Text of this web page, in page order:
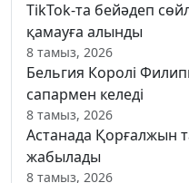
TikTok-та бейәдеп
қамауға алынды
8 тамыз, 2026
Бельгия Королі
сапармен келеді
8 тамыз, 2026
Астанада Қорғалжын
жабылады
8 тамыз, 2026